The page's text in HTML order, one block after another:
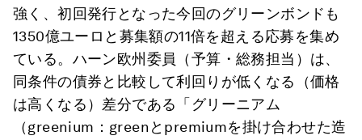
強く、初回発行となった今回のグリーンボンドも
1350億ユーロと募集額の11倍を超える応募を集め
ている。ハーン欧州委員（予算・総務担当）は、
同条件の債券と比較して利回りが低くなる（価格
は高くなる）差分である「グリーニアム
（greenium：greenとpremiumを掛け合わせた造